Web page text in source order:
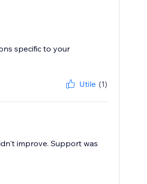
specific to your
Utile (1)
improve. Support was